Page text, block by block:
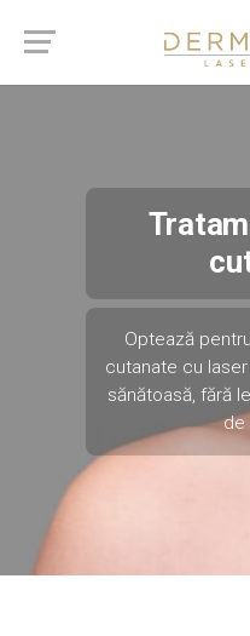
Optează
cutanate cu
sănătoasă, fără
de